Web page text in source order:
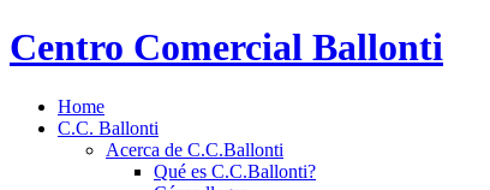
Centro Comercial Ballonti
Home
C.C. Ballonti
Acerca de C.C.Ballonti
Qué es C.C.Ballonti?